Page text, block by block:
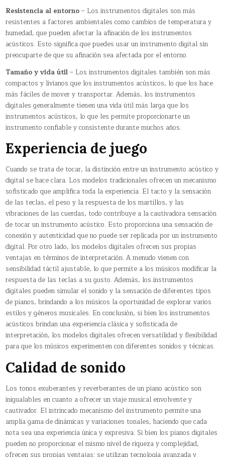
Resistencia al entorno– Los instrumentos digitales son más
resistentes a factores ambientales como cambios de temperatura y
humedad, que pueden afectar la afinación de los instrumentos
acústicos. Esto significa que puedes usar un instrumento digital sin
preocuparte de que su afinación sea afectada por el entorno.
Tamaño y vida útil– Los instrumentos digitales también son más
compactos y livianos que los instrumentos acústicos, lo que los hace
más fáciles de mover y transportar. Además, los instrumentos
digitales generalmente tienen una vida útil más larga que los
instrumentos acústicos, lo que les permite proporcionarte un
instrumento confiable y consistente durante muchos años.
Experiencia de juego
Cuando se trata de tocar, la distinción entre un instrumento acústico y
digital se hace clara. Los modelos tradicionales ofrecen un mecanismo
sofisticado que amplifica toda la experiencia. El tacto y la sensación
de las teclas, el peso y la respuesta de los martillos, y las
vibraciones de las cuerdas, todo contribuye a la cautivadora sensación
de tocar un instrumento acústico. Esto proporciona una sensación de
conexión y autenticidad que no puede ser replicada por un instrumento
digital. Por otro lado, los modelos digitales ofrecen sus propias
ventajas en términos de interpretación. A menudo vienen con
sensibilidad táctil ajustable, lo que permite a los músicos modificar la
respuesta de las teclas a su gusto. Además, los instrumentos
digitales pueden simular el sonido y la sensación de diferentes tipos
de pianos, brindando a los músicos la oportunidad de explorar varios
estilos y géneros musicales. En conclusión, si bien los instrumentos
acústicos brindan una experiencia clásica y sofisticada de
interpretación, los modelos digitales ofrecen versatilidad y flexibilidad
para que los músicos experimenten con diferentes sonidos y técnicas.
Calidad de sonido
Los tonos exuberantes y reverberantes de un piano acústico son
inigualables en cuanto a ofrecer un viaje musical envolvente y
cautivador. El intrincado mecanismo del instrumento permite una
amplia gama de dinámicas y variaciones tonales, haciendo que cada
nota sea una experiencia única y expresiva. Si bien los pianos digitales
pueden no proporcionar el mismo nivel de riqueza y complejidad,